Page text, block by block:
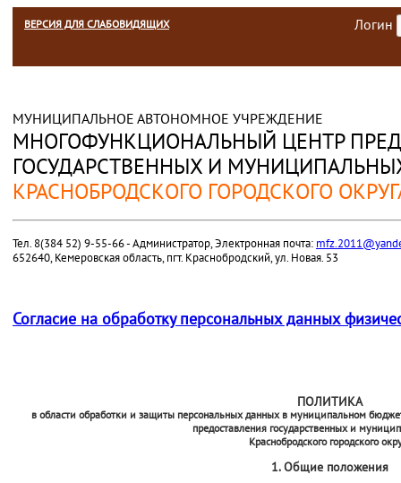
Логин
ВЕРСИЯ ДЛЯ СЛАБОВИДЯЩИХ
МУНИЦИПАЛЬНОЕ АВТОНОМНОЕ УЧРЕЖДЕНИЕ
МНОГОФУНКЦИОНАЛЬНЫЙ ЦЕНТР
ГОСУДАРСТВЕННЫХ И
КРАСНОБРОДСКОГО ГОРОДСКОГО
Тел. 8(384 52) 9-55-66 - Администратор, Электронная почта:
652640, Кемеровская область, пгт. Краснобродский, ул. Новая. 53
Согласие на обработку персональных данных
ПОЛИТИКА
в области обработки и защиты персональных данных в муниципальном
предоставления государственных и
Краснобродского городского
1. Общие положения